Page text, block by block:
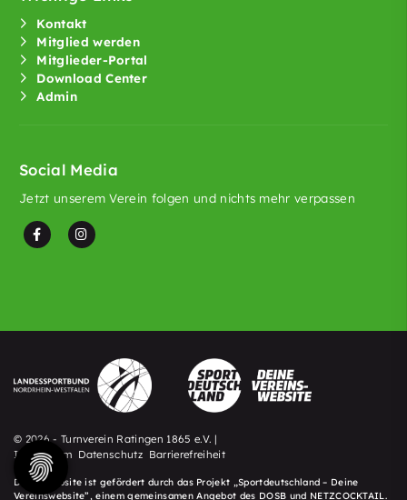
Kontakt
Mitglied werden
Mitglieder-Portal
Download Center
Admin
Social Media
Jetzt unserem Verein folgen und nichts mehr verpassen
© 2026 - Turnverein Ratingen 1865 e.V. |
Impressum Datenschutz Barrierefreiheit
Diese Website ist gefördert durch das Projekt „Sportdeutschland – Deine
Vereinswebsite”, einem gemeinsamen Angebot des DOSB und NETZCOCKTAIL.